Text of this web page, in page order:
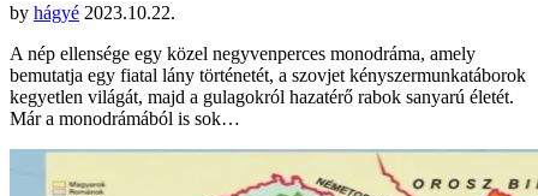
by hágyé 2023.10.22.
A nép ellensége egy közel negyvenperces monodráma, amely
bemutatja egy fiatal lány történetét, a szovjet kényszermunkatáborok
kegyetlen világát, majd a gulagokról hazatérő rabok sanyarú életét.
Már a monodrámából is sok…